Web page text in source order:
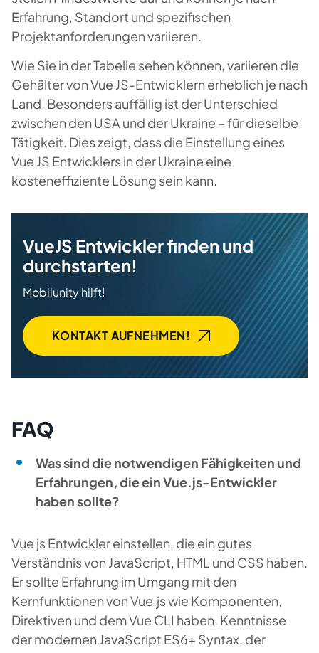
Erfahrung, Standort und spezifischen
Projektanforderungen variieren.
Wie Sie in der Tabelle sehen können, variieren die
Gehälter von Vue JS-Entwicklern erheblich je nach
Land. Besonders auffällig ist der Unterschied
zwischen den USA und der Ukraine – für dieselbe
Tätigkeit. Dies zeigt, dass die Einstellung eines
Vue JS Entwicklers in der Ukraine eine
kosteneffiziente Lösung sein kann.
VueJS Entwickler finden und
durchstarten!
Mobilunity hilft!
KONTAKT AUFNEHMEN!
FAQ
Was sind die notwendigen Fähigkeiten und
Erfahrungen, die ein Vue.js-Entwickler
haben sollte?
Vue js Entwickler einstellen, die ein gutes
Verständnis von JavaScript, HTML und CSS haben.
Er sollte Erfahrung im Umgang mit den
Kernfunktionen von Vue.js wie Komponenten,
Direktiven und dem Vue CLI haben. Kenntnisse
der modernen JavaScript ES6+ Syntax, der